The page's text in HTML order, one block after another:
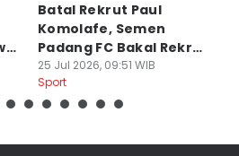
Batal Rekrut Paul
Komolafe, Semen
Padang FC Bakal Rekrut
Striker Baru
25 Jul 2026, 09:51 WIB
Sport